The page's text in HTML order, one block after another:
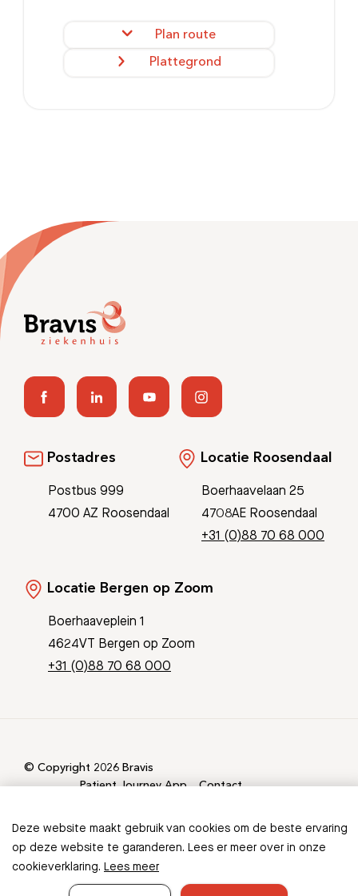
Deze website maakt gebruik van cookies om de beste ervaring
op deze website te garanderen. Lees er meer over in onze
cookieverklaring. Lees meer
Plan route
Plattegrond
Postadres
Postbus 999
4700 AZ Roosendaal
Locatie Roosendaal
Boerhaavelaan 25
4708AE Roosendaal
+31 (0)88 70 68 000
Locatie Bergen op Zoom
Boerhaaveplein 1
4624VT Bergen op Zoom
+31 (0)88 70 68 000
© Copyright 2026 Bravis
Patient Journey App
Contact